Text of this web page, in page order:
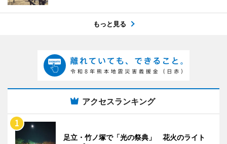
もっと見る
アクセスランキング
足立・竹ノ塚で「光の祭典」 花火のライト